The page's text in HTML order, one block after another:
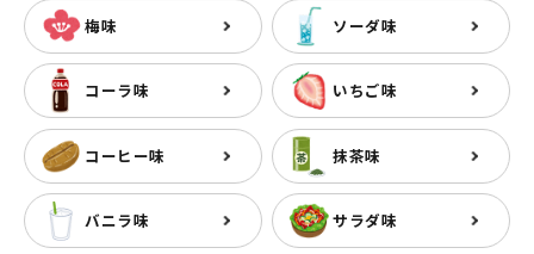
梅味 ソーダ味
コーラ味 いちご味
コーヒー味 抹茶味
バニラ味 サラダ味